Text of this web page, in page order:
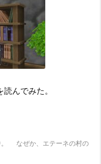
んでみた。
。 なぜか、エテーネの村の